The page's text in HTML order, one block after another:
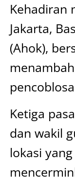
Kehadiran
Jakarta,
(Ahok),
Ketiga
dan wakil
lokasi